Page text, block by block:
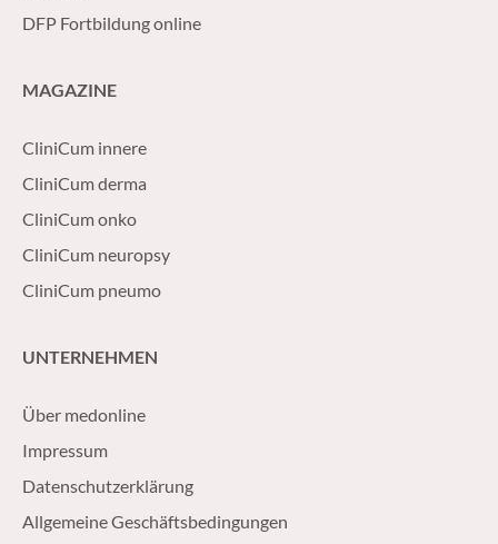
DFP Fortbildung online
MAGAZINE
CliniCum innere
CliniCum derma
CliniCum onko
CliniCum neuropsy
CliniCum pneumo
UNTERNEHMEN
Über medonline
Impressum
Datenschutzerklärung
Allgemeine Geschäftsbedingungen